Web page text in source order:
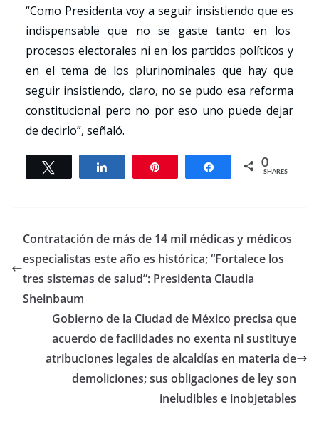
“Como Presidenta voy a seguir insistiendo que es
indispensable que no se gaste tanto en los
procesos electorales ni en los partidos políticos y
en el tema de los plurinominales que hay que
seguir insistiendo, claro, no se pudo esa reforma
constitucional pero no por eso uno puede dejar
de decirlo”, señaló.
Share 0
SHARES
Contratación de más de 14 mil médicas y médicos
especialistas este año es histórica; “Fortalece los
tres sistemas de salud”: Presidenta Claudia
Sheinbaum
Gobierno de la Ciudad de México precisa que
acuerdo de facilidades no exenta ni sustituye
atribuciones legales de alcaldías en materia de
demoliciones; sus obligaciones de ley son
ineludibles e inobjetables